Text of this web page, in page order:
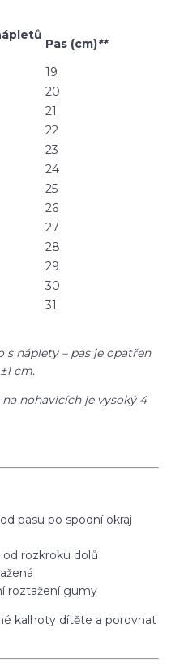
Pas (cm)**
19
20
21
22
23
24
25
26
27
28
29
30
31
s náplety – pas je opatřen
cm.
nohavicích je vysoký 4
pasu po spodní okraj
od rozkroku dolů
roztažení gumy
kalhoty dítěte a porovnat